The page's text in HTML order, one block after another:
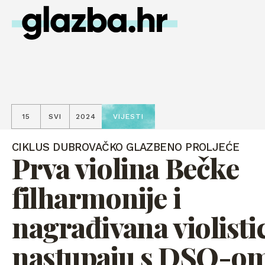
15 SVI 2024 VIJESTI
CIKLUS DUBROVAČKO GLAZBENO PROLJEĆE
Prva violina Bečke
filharmonije i
nagrađivana
nastupaju s DSO-